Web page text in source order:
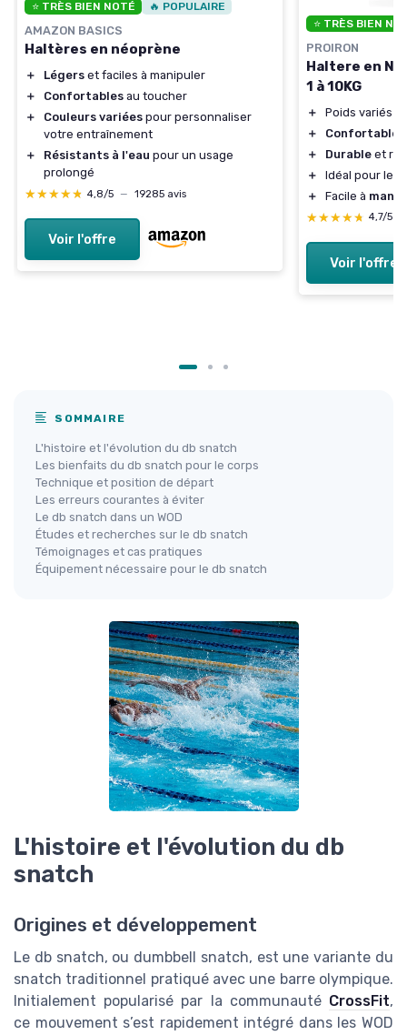
⭐ TRÈS BIEN NOTÉ 🔥 POPULAIRE
AMAZON BASICS
Haltères en néoprène
＋ Légers et faciles à manipuler
＋
Confortables au toucher
＋
Couleurs variées pour personnaliser
votre entraînement
＋
Résistants à l'eau pour un usage
prolongé
★★★★★
★★★★★ 4,8/5 — 19285 avis
Voir l'offre
⭐ TRÈS BIEN
PROIRON
Haltere en
1 à 10KG
＋
Poids variés
＋
Confortable
＋
Durable et
＋
Idéal pour le
＋
Facile à
★★★★★
★★★★★ 4,7/5
Voir l'offre
SOMMAIRE
L'histoire et l'évolution du db snatch
Les bienfaits du db snatch pour le corps
Technique et position de départ
Les erreurs courantes à éviter
Le db snatch dans un WOD
Études et recherches sur le db snatch
Témoignages et cas pratiques
Équipement nécessaire pour le db snatch
L'histoire et l'évolution du db
snatch
Origines et développement
Le db snatch, ou dumbbell snatch, est une variante du
snatch traditionnel pratiqué avec une barre olympique.
Initialement popularisé par la communauté CrossFit,
ce mouvement s’est rapidement intégré dans les WOD